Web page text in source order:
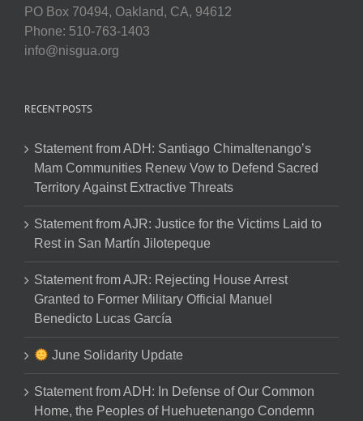
PO Box 70494, Oakland, CA, 94612
Phone: 510-763-1403
info@nisgua.org
RECENT POSTS
Statement from ADH: Santiago Chimaltenango’s
Mam Communities Renew Vow to Defend Sacred
Territory Against Extractive Threats
Statement from AJR: Justice for the Victims Laid to
Rest in San Martín Jilotepeque
Statement from AJR: Rejecting House Arrest
Granted to Former Military Official Manuel
Benedicto Lucas García
June Solidarity Update
Statement from ADH: In Defense of Our Common
Home, the Peoples of Huehuetenango Condemn